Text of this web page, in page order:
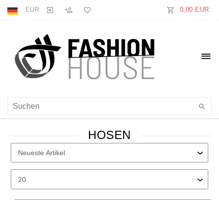
EUR 0,00 EUR
HOSEN